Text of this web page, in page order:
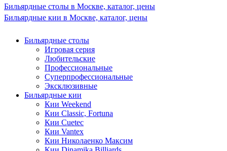
Бильярдные столы в Москве, каталог, цены
Бильярдные кии в Москве, каталог, цены
Бильярдные столы
Игровая серия
Любительские
Профессиональные
Суперпрофессиональные
Эксклюзивные
Бильярдные кии
Кии Weekend
Кии Classic, Fortuna
Кии Cuetec
Кии Vantex
Кии Николаенко Максим